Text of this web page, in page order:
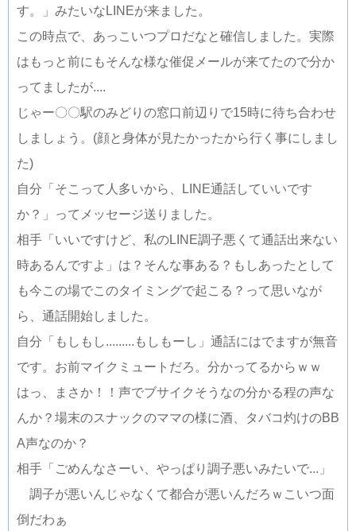
す。」みたいなLINEが来ました。
この時点で、あっこいつプロだなと確信しました。実際
はもっと前にもそんな様な催促メールが来てたので分か
ってましたが....
じゃー〇〇駅のみどりの窓口前辺りで15時に待ち合わせ
しましょう。(顔と身体が見たかったから行く事にしまし
た)
自分「そこって人多いから、LINE通話していいです
か？」ってメッセージ送りました。
相手「いいですけど、私のLINE調子悪くて通話出来ない
時あるんですよ」は？そんな事ある？もしあったとして
も今この場でこのタイミングで起こる？って思いなが
ら、通話開始しました。
自分「もしもし.........もしもーし」通話にはでますが無音
です。お前マイクミュートだろ。分かってるからｗｗ
はっ、まさか！！声でブサイクそうなの分かる程の声な
んか？場末のスナックのママの様に酒、タバコ灼けのBB
A声なのか？
相手「ごめんなさーい、やっぱり調子悪いみたいで...」
調子が悪いんじゃなくて都合が悪いんだろｗこいつ面
倒だわぁ